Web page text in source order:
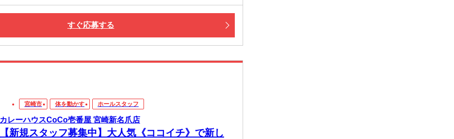
すぐ応募する
宮崎市 体を動かす ホールスタッフ
カレーハウスCoCo壱番屋 宮崎新名爪店
【新規スタッフ募集中】大人気《ココイチ》で新し